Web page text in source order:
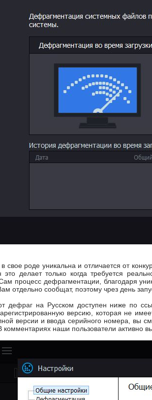
свое роде уникальна и отличается от
делает только когда требуется
процесс дефрагментации, благодаря
отдельно сообщат, поэтому чрез день
дефраг на Русском доступен ниже по
версию, которая не
версии и ввода серийного номера, вы
наши пользователи активно